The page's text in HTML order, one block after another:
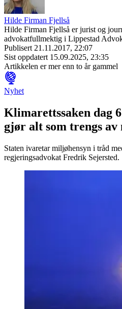
Hilde Firman Fjellså
Hilde Firman Fjellså er jurist og
advokatfullmektig i Lippestad
Publisert 21.11.2017, 22:07
Sist oppdatert 15.09.2025, 23:35
Artikkelen er mer enn to år gammel
Nyhet
Klimarettssaken dag
gjør alt som trengs
Staten ivaretar miljøhensyn i tråd
regjeringsadvokat Fredrik Sejersted.